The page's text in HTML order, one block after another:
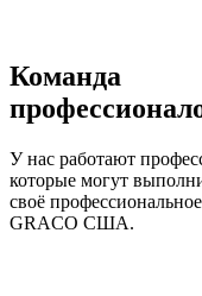
Команда
У нас работают
которые могут
своё
GRACO США.